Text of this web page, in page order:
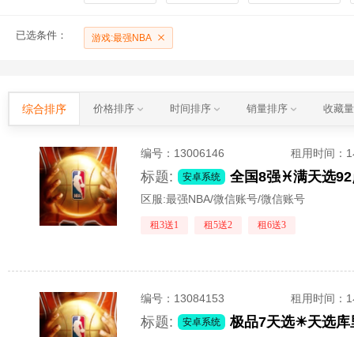
已选条件： 游戏:最强NBA
综合排序 价格排序 时间排序 销量排序 收藏
编号： 13006146 租用时间 ：
标题: 安卓系统
区服:最强NBA/微信账号/微信账号
租3送1 租5送2 租6送3
编号： 13084153 租用时间 ：
标题: 安卓系统 极品7天选☀天选